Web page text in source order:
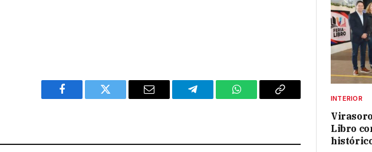
Facebook Twitter Email Telegram WhatsAppCopy
INTERIOR
Libro